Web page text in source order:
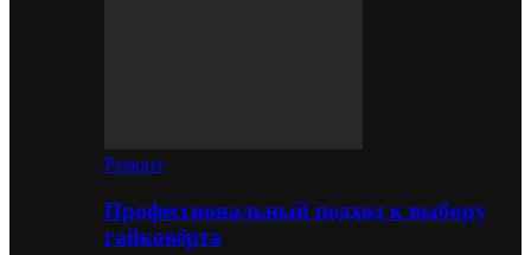
Ремонт
Профессиональный подход к выбору
гайковёрта